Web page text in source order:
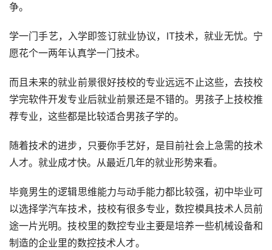
争。
学一门手艺，入学即签订就业协议，IT技术，就业无忧。宁
愿花个一两年认真学一门技术。
而且未来的就业前景很好技校的专业远远不止这些，去技校
学完软件开发专业后就业前景还是不错的。男孩子上技校推
荐专业，这些都是比较适合男孩子学的。
随着技术的进步，只要你手艺好，是目前社会上急需的技术
人才。就业成才快。从最近几年的就业形势来看。
毕竟男生的逻辑思维能力与动手能力都比较强，初中毕业可
以选择学汽车技术，技校有很多专业，数控模具技术人员前
途一片光明。技校里的数控专业主要是培养一些机械设备和
制造的企业里的数控技术人才。